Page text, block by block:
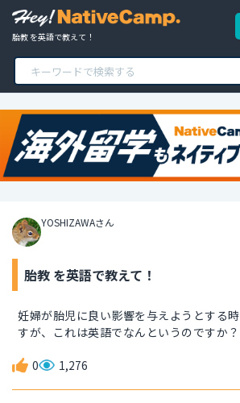
胎教 を英語で教えて！
YOSHIZAWAさん
胎教 を英語で教えて！
妊婦が胎児に良い影響を与えようとする
すが、これは英語でなんというのですか？
0 1,276